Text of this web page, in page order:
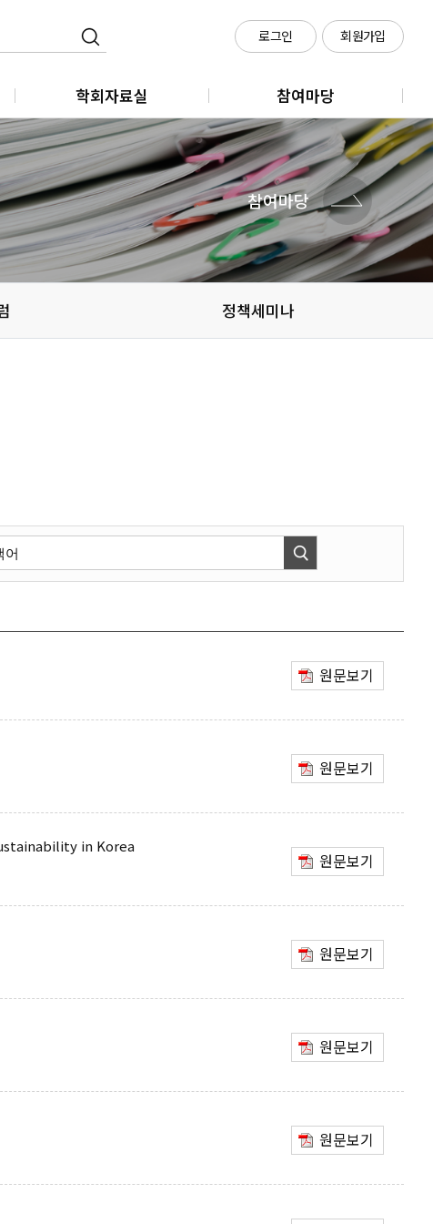
로그인 회원가입
학회자료실
학회지
학술대회
메타시티포럼
정책세미나
참여마당
클라우드 회의실 신청
참여마당
정책세미나
원문보기
원문보기
in Korea
원문보기
원문보기
원문보기
원문보기